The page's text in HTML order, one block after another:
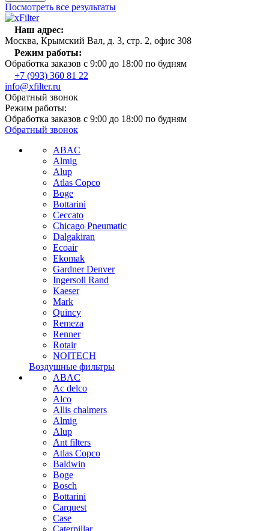
Посмотреть все результаты
Наш адрес:
Москва, Крымский Вал, д. 3, стр. 2, офис 308
Режим работы:
Обработка заказов с 9:00 до 18:00 по будням
+7 (993) 360 81 22
info@xfilter.ru
Обратный звонок
Режим работы:
Обработка заказов с 9:00 до 18:00 по будням
Обратный звонок
ABAC
Almig
Alup
Atlas Copco
Boge
Bottarini
Ceccato
Chicago Pneumatic
Dalgakiran
Ecoair
Ekomak
Gardner Denver
Ingersoll Rand
Kaeser
Mark
Quincy
Remeza
Renner
Rotair
NOITECH
Воздушные фильтры
ABAC
Ac delco
Alco
Allis chalmers
Almig
Alup
Ant filters
Atlas Copco
Baldwin
Boge
Bosch
Bottarini
Carquest
Case
Caterpillar